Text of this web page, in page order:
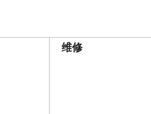
维修